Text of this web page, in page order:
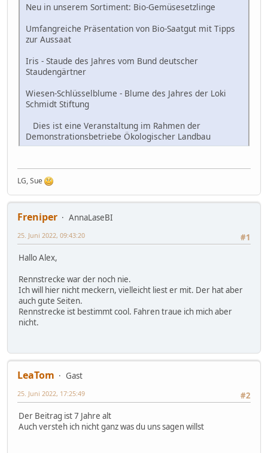
Neu in unserem Sortiment: Bio-Gemüsesetzlinge
Umfangreiche Präsentation von Bio-Saatgut mit Tipps
zur Aussaat
Iris - Staude des Jahres vom Bund deutscher
Staudengärtner
Wiesen-Schlüsselblume - Blume des Jahres der Loki
Schmidt Stiftung
Dies ist eine Veranstaltung im Rahmen der
Demonstrationsbetriebe Ökologischer Landbau
LG, Sue
Freniper
AnnaLaseBI
#1
25. Juni 2022, 09:43:20
Hallo Alex,
Rennstrecke war der noch nie.
Ich will hier nicht meckern, vielleicht liest er mit. Der hat aber
auch gute Seiten.
Rennstrecke ist bestimmt cool. Fahren traue ich mich aber
nicht.
LeaTom
Gast
#2
25. Juni 2022, 17:25:49
Der Beitrag ist 7 Jahre alt
Auch versteh ich nicht ganz was du uns sagen willst